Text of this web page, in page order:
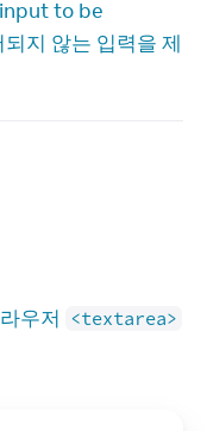
to be
지 않는 입력을 제
우저 <textarea>